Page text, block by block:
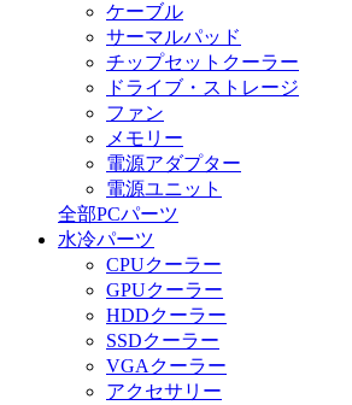
ケーブル
サーマルパッド
チップセットクーラー
ドライブ・ストレージ
ファン
メモリー
電源アダプター
電源ユニット
全部PCパーツ
水冷パーツ
CPUクーラー
GPUクーラー
HDDクーラー
SSDクーラー
VGAクーラー
アクセサリー